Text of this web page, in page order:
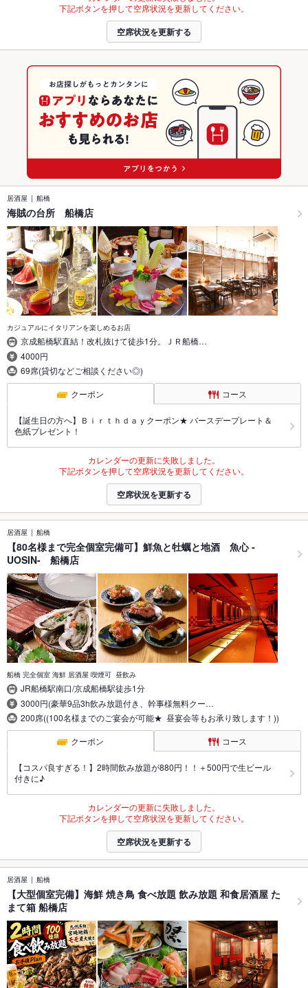
下記ボタンを押して空席状況を更新してください。
空席状況を更新する
居酒屋 船橋
海賊の台所 船橋店
カジュアルにイタリアンを楽しめるお店
京成船橋駅直結！改札抜けて徒歩1分。ＪＲ船橋…
4000円
69席(貸切などご相談ください◎)
クーポン コース
【誕生日の方へ】Ｂｉｒｔｈｄａｙクーポン★ バースデープレート＆
色紙プレゼント！
カレンダーの更新に失敗しました。
下記ボタンを押して空席状況を更新してください。
空席状況を更新する
居酒屋 船橋
【80名様まで完全個室完備可】鮮魚と牡蠣と地酒 魚心 -
UOSIN- 船橋店
船橋 完全個室 海鮮 居酒屋 喫煙可 昼飲み
JR船橋駅南口/京成船橋駅徒歩1分
3000円(豪華9品3h飲み放題付き、幹事様無料クー…
200席((100名様までのご宴会が可能★ 昼宴会等もお承り致します！))
クーポン コース
【コスパ良すぎる！】2時間飲み放題が880円！！＋500円で生ビール
付きに♪
カレンダーの更新に失敗しました。
下記ボタンを押して空席状況を更新してください。
空席状況を更新する
居酒屋 船橋
【大型個室完備】海鮮 焼き鳥 食べ放題 飲み放題 和食居酒屋 た
まて箱 船橋店